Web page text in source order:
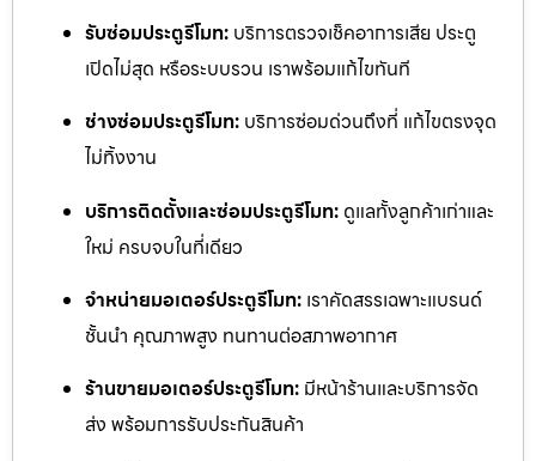
รับซ่อมประตูรีโมท: บริการตรวจเช็คอาการเสีย ประตู
เปิดไม่สุด หรือระบบรวน เราพร้อมแก้ไขทันที
ช่างซ่อมประตูรีโมท: บริการซ่อมด่วนถึงที่ แก้ไขตรงจุด
ไม่ทิ้งงาน
บริการติดตั้งและซ่อมประตูรีโมท: ดูแลทั้งลูกค้าเก่าและ
ใหม่ ครบจบในที่เดียว
จำหน่ายมอเตอร์ประตูรีโมท: เราคัดสรรเฉพาะแบรนด์
ชั้นนำ คุณภาพสูง ทนทานต่อสภาพอากาศ
ร้านขายมอเตอร์ประตูรีโมท: มีหน้าร้านและบริการจัด
ส่ง พร้อมการรับประกันสินค้า